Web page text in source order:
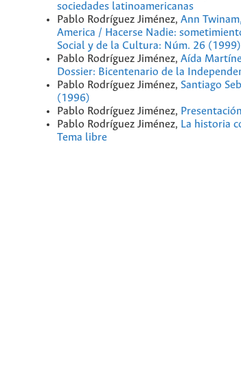
sociedades latinoamericanas
Pablo Rodríguez Jiménez, Ann
America / Hacerse Nadie:
Social y de la Cultura: Núm. 26 (1999)
Pablo Rodríguez Jiménez, Aída
Dossier: Bicentenario de la
Pablo Rodríguez Jiménez, Santiago
(1996)
Pablo Rodríguez Jiménez, Presentación
Pablo Rodríguez Jiménez, La historia
Tema libre